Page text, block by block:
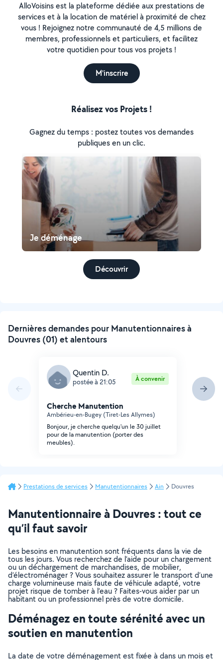
AlloVoisins est la plateforme dédiée aux prestations de
services et à la location de matériel à proximité de chez
vous ! Rejoignez notre communauté de 4,5 millions de
membres, professionnels et particuliers, et facilitez
votre quotidien pour tous vos projets !
M'inscrire
Réalisez vos Projets !
Gagnez du temps : postez toutes vos demandes
publiques en un clic.
Je déménage
Découvrir
Dernières demandes pour Manutentionnaires à
Douvres (01) et alentours
Quentin D.
postée à 21:05 À convenir
Cherche Manutention
Ambérieu-en-Bugey (Tiret-Les Allymes)
Bonjour, je cherche quelqu'un le 30 juillet
pour de la manutention (porter des
meubles).
Prestations de services Manutentionnaires Ain Douvres
Manutentionnaire à Douvres : tout ce
qu’il faut savoir
Les besoins en manutention sont fréquents dans la vie de
tous les jours. Vous recherchez de l’aide pour un chargement
ou un déchargement de marchandises, de mobilier,
d’électroménager ? Vous souhaitez assurer le transport d’une
charge volumineuse mais faute de véhicule adapté, votre
projet risque de tomber à l’eau ? Faites-vous aider par un
habitant ou un professionnel près de votre domicile.
Déménagez en toute sérénité avec un
soutien en manutention
La date de votre déménagement est fixée à dans un mois et